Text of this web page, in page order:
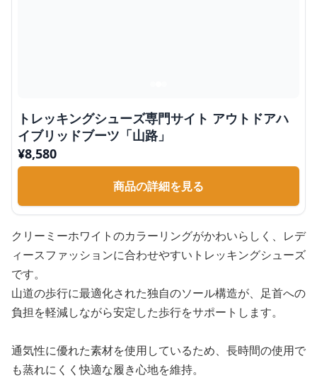
トレッキングシューズ専門サイト アウトドアハ
イブリッドブーツ「山路」
¥8,580
商品の詳細を見る
クリーミーホワイトのカラーリングがかわいらしく、レデ
ィースファッションに合わせやすいトレッキングシューズ
です。
山道の歩行に最適化された独自のソール構造が、足首への
負担を軽減しながら安定した歩行をサポートします。
通気性に優れた素材を使用しているため、長時間の使用で
も蒸れにくく快適な履き心地を維持。